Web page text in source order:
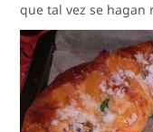
que tal vez se hagan